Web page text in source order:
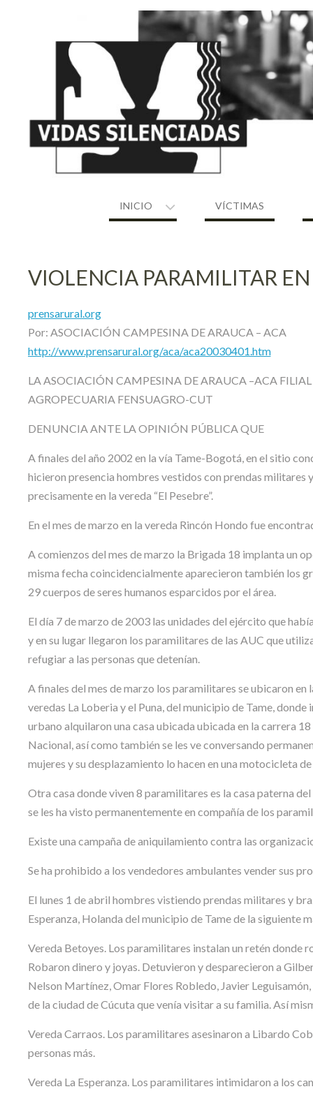
INICIO VÍCTIMAS
VIOLENCIA PARAMILITAR
prensarural.org
Por: ASOCIACIÓN CAMPESINA DE ARAUCA – ACA
http://www.prensarural.org/aca/aca20030401.htm
LA ASOCIACIÓN CAMPESINA DE ARAUCA –ACA
AGROPECUARIA FENSUAGRO-CUT
DENUNCIA ANTE LA OPINIÓN PÚBLICA QUE
A finales del año 2002 en la vía Tame-Bogotá, en el sitio
hicieron presencia hombres vestidos con prendas militares
precisamente en la vereda “El Pesebre”.
En el mes de marzo en la vereda Rincón Hondo fue
A comienzos del mes de marzo la Brigada 18 implanta un
misma fecha coincidencialmente aparecieron también los
29 cuerpos de seres humanos esparcidos por el área.
El día 7 de marzo de 2003 las unidades del ejército que
y en su lugar llegaron los paramilitares de las AUC que
refugiar a las personas que detenían.
A finales del mes de marzo los paramilitares se ubicaron en
veredas La Loberia y el Puna, del municipio de Tame,
urbano alquilaron una casa ubicada ubicada en la carrera
Nacional, así como también se les ve conversando
mujeres y su desplazamiento lo hacen en una motocicleta
Otra casa donde viven 8 paramilitares es la casa paterna
se les ha visto permanentemente en compañía de los
Existe una campaña de aniquilamiento contra las
Se ha prohibido a los vendedores ambulantes vender sus
El lunes 1 de abril hombres vistiendo prendas militares y
Esperanza, Holanda del municipio de Tame de la siguiente
Vereda Betoyes. Los paramilitares instalan un retén donde
Robaron dinero y joyas. Detuvieron y desparecieron a
Nelson Martínez, Omar Flores Robledo, Javier
de la ciudad de Cúcuta que venía visitar a su familia. Así
Vereda Carraos. Los paramilitares asesinaron a Libardo
personas más.
Vereda La Esperanza. Los paramilitares intimidaron a los